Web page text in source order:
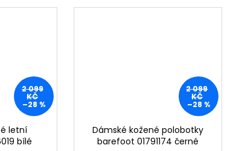
2 099
KČ
–28 %
letní
bílé
2 099
KČ
–28 %
Dámské kožené polobotky
barefoot 01791174 černé